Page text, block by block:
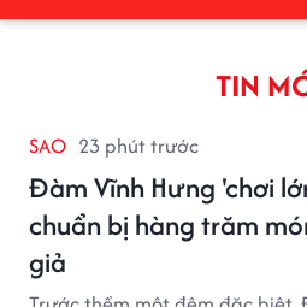
TIN
SAO 23 phút trước
Đàm Vĩnh Hưng 'chơi
chuẩn bị hàng trăm
giả